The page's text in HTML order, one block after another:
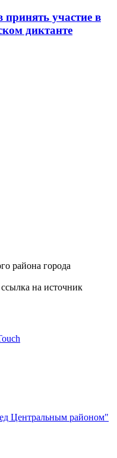
участие в
диктанте
района города
на источник
Центральным районом"